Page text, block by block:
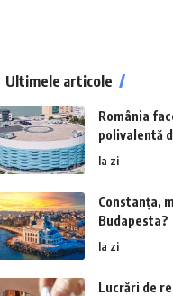
Ultimele articole
România
polivalentă
la zi
Constanța,
Budapesta?
la zi
Lucrări de